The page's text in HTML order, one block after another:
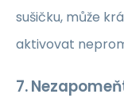
sušičku, může
aktivovat
7.